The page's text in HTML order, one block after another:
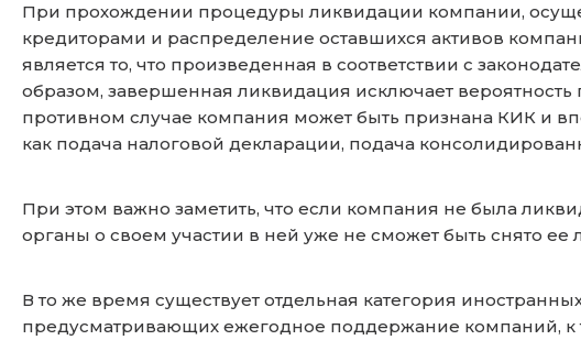
При прохождении процедуры ликвидации компании,
кредиторами и распределение оставшихся активов
является то, что произведенная в соответствии с
образом, завершенная ликвидация исключает
противном случае компания может быть признана КИК и
как подача налоговой декларации, подача
При этом важно заметить, что если компания не была
органы о своем участии в ней уже не сможет быть снято ее
В то же время существует отдельная категория
предусматривающих ежегодное поддержание компаний, к